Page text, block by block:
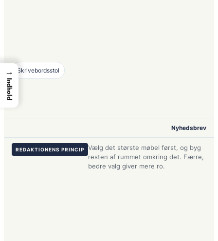
Skrivebordsstol
Nyhedsbrev
REDAKTIONENS PRINCIP
Vælg det største møbel først, og byg
resten af rummet omkring det. Færre,
bedre valg giver mere ro.
→
Indhold